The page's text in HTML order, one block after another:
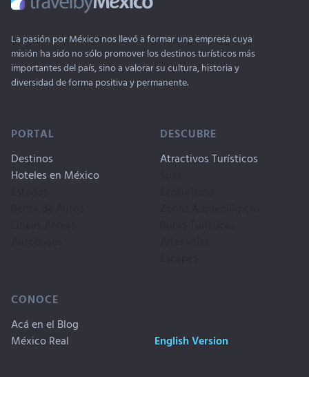
La pasión por México nos llevó a formar una empresa cuya
misión ha sido no sólo promover los destinos turísticos más
importantes del país, sino a valorar su cultura, historia y
diversidad de forma positiva y permanente.
PORTAL
Destinos
Hoteles en México
DESCUBRE
Atractivos Turísticos
CONOCE
Acá en el Blog
México Real
English Version